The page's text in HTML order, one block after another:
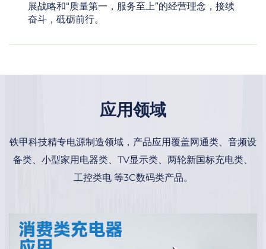
展战略和“质量第一，服务至上”的经营理念，接续
奋斗，砥砺前行。
应用领域
铁甲科技精专电源制造领域，产品应用覆盖网通类、音频设
备类、小型家用电器类、TV显示类、两轮新国标充电类、
工控类电 等3C数码类产品。